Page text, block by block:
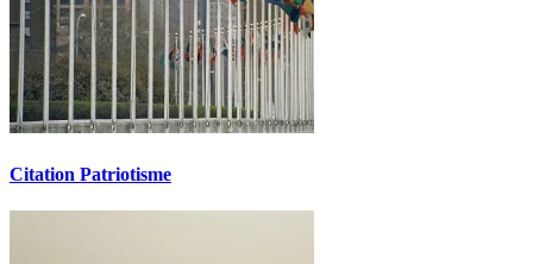
Citation Patriotisme